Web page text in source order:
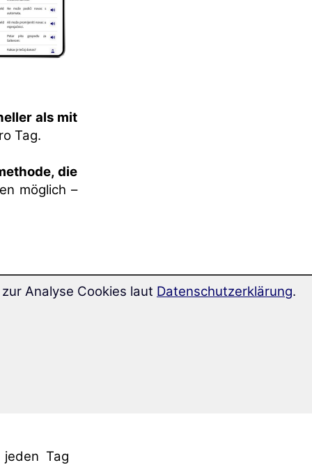
als mit
Tag.
die
möglich –
Tag
Analyse Cookies laut Datenschutzerklärung.